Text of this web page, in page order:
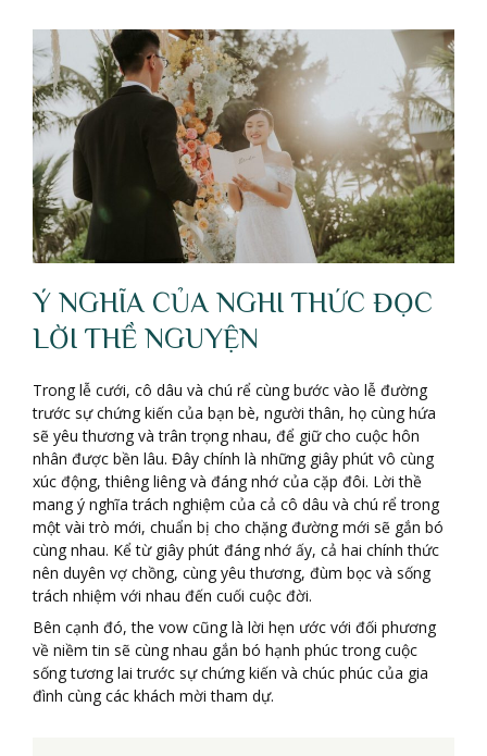
Ý NGHĨA CỦA NGHI THỨC ĐỌC
LỜI THỀ NGUYỆN
Trong lễ cưới, cô dâu và chú rể cùng bước vào lễ đường
trước sự chứng kiến của bạn bè, người thân, họ cùng hứa
sẽ yêu thương và trân trọng nhau, để giữ cho cuộc hôn
nhân được bền lâu. Đây chính là những giây phút vô cùng
xúc động, thiêng liêng và đáng nhớ của cặp đôi. Lời thề
mang ý nghĩa trách nghiệm của cả cô dâu và chú rể trong
một vài trò mới, chuẩn bị cho chặng đường mới sẽ gắn bó
cùng nhau. Kể từ giây phút đáng nhớ ấy, cả hai chính thức
nên duyên vợ chồng, cùng yêu thương, đùm bọc và sống
trách nhiệm với nhau đến cuối cuộc đời.
Bên cạnh đó, the vow cũng là lời hẹn ước với đối phương
về niềm tin sẽ cùng nhau gắn bó hạnh phúc trong cuộc
sống tương lai trước sự chứng kiến và chúc phúc của gia
đình cùng các khách mời tham dự.